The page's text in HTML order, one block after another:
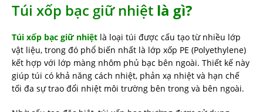
Túi xốp bạc giữ nhiệt là gì?
Túi xốp bạc giữ nhiệt là loại túi được cấu tạo từ nhiều lớp
vật liệu, trong đó phổ biến nhất là lớp xốp PE (Polyethylene)
kết hợp với lớp màng nhôm phủ bạc bên ngoài. Thiết kế này
giúp túi có khả năng cách nhiệt, phản xạ nhiệt và hạn chế
tối đa sự trao đổi nhiệt môi trường bên trong và bên ngoài.